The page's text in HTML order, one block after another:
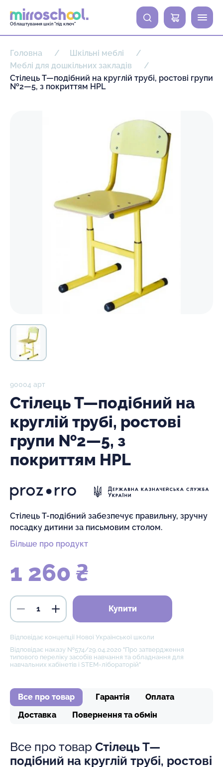
Облаштування шкіл "під ключ"
0
Головна
Шкільні меблі
Меблі для дошкільних закладів
Стілець Т—подібний на круглій трубі, ростові групи
№2—5, з покриттям HPL
90004 арт
Стілець Т—подібний на
круглій трубі, ростові
групи №2—5, з
покриттям HPL
Стілець Т-подібний забезпечує правильну, зручну
посадку дитини за письмовим столом.
Більше про продукт
1 260 ₴
Купити
Відповідає концепції Нової Української школи
Відповідає наказу №574/29.04.2020 "Про затвердження
типового переліку засобів навчання та обладнання для
навчальних кабінетів і STEM-лібораторій"
Все про товар Гарантія
Оплата
Доставка
Повернення та обмін
Все про товар Стілець Т—
подібний на круглій трубі, ростові